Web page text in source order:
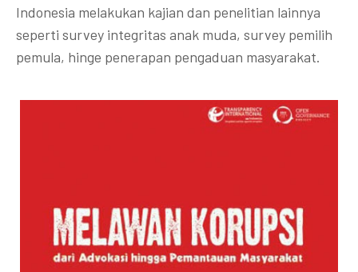
Indonesia melakukan kajian dan penelitian lainnya
seperti survey integritas anak muda, survey pemilih
pemula, hinge penerapan pengaduan masyarakat.